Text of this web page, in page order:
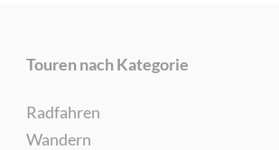
Touren nach Kategorie
Radfahren
Wandern